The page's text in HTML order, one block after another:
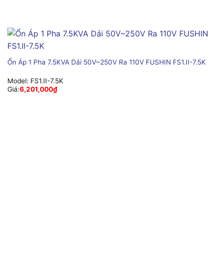
Ổn Áp 1 Pha 7.5KVA Dải 50V~250V Ra 110V FUSHIN FS1.II-7.5K
Model: FS1.II-7.5K
Giá:6,201,000₫